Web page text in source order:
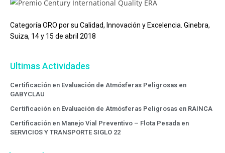
Categoría ORO por su Calidad, Innovación y Excelencia. Ginebra,
Suiza, 14 y 15 de abril 2018
Ultimas Actividades
Certificación en Evaluación de Atmósferas Peligrosas en
GABYCLAU
Certificación en Evaluación de Atmósferas Peligrosas en RAINCA
Certificación en Manejo Vial Preventivo – Flota Pesada en
SERVICIOS Y TRANSPORTE SIGLO 22